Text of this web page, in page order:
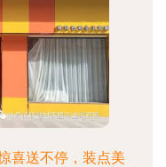
喜送不停，装点美